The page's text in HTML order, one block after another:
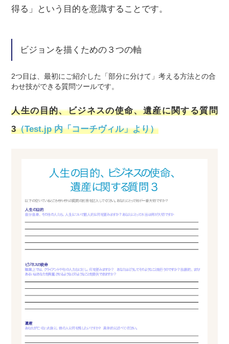
得る」という目的を意識することです。
ビジョンを描くための３つの軸
2つ目は、最初にご紹介した「部分に分けて」考える方法との合
わせ技ができる質問ツールです。
人生の目的、ビジネスの使命、遺産に関する質問
3（Test.jp 内「コーチヴィル」より）